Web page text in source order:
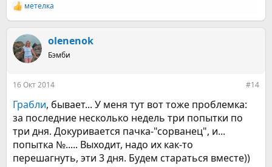
Р
е
к
ц
и
метелка
olenenok
Бэмби
16 Окт 2014 #14
Грабли, бывает... У меня тут вот тоже проблемка:
за последние несколько недель три попытки по
три дня. Докуривается пачка-"сорванец", и...
попытка №..... Выходит, надо их как-то
перешагнуть, эти 3 дня. Будем стараться вместе))